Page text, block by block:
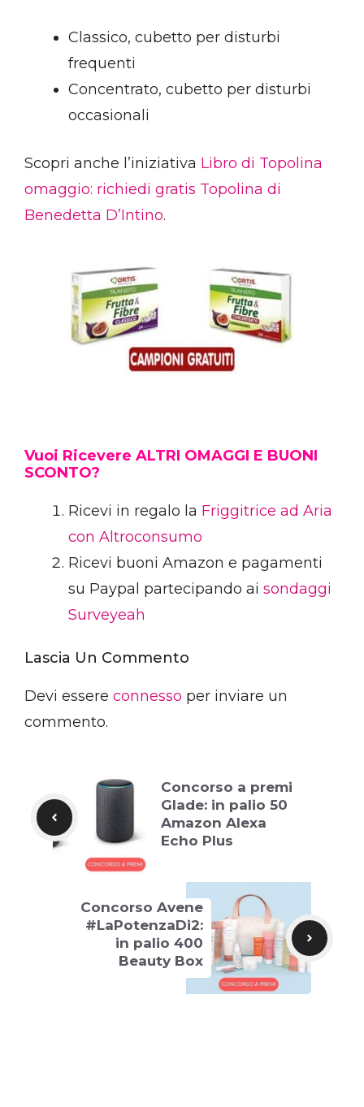
Classico, cubetto per disturbi
frequenti
Concentrato, cubetto per disturbi
occasionali
Scopri anche l’iniziativa Libro di Topolina
omaggio: richiedi gratis Topolina di
Benedetta D’Intino.
Vuoi Ricevere ALTRI OMAGGI E BUONI
SCONTO?
Ricevi in regalo la Friggitrice ad Aria
con Altroconsumo
Ricevi buoni Amazon e pagamenti
su Paypal partecipando ai sondaggi
Surveyeah
Lascia Un Commento
Devi essere connesso per inviare un
commento.
Concorso a premi
Glade: in palio 50
Amazon Alexa
Echo Plus
Concorso Avene
#LaPotenzaDi2:
in palio 400
Beauty Box